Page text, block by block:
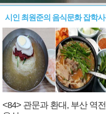
시인 최원준의 음식문화 잡학사
<84> 관문과 환대, 부산 역전